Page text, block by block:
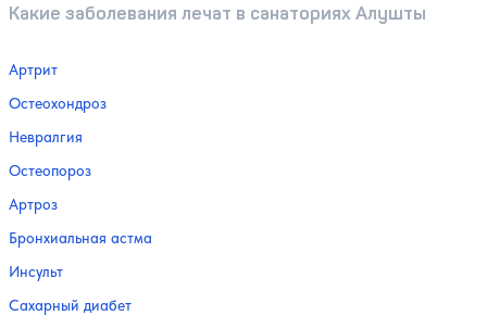
Какие заболевания лечат в санаториях Алушты
Артрит
Остеохондроз
Невралгия
Остеопороз
Артроз
Бронхиальная астма
Инсульт
Сахарный диабет